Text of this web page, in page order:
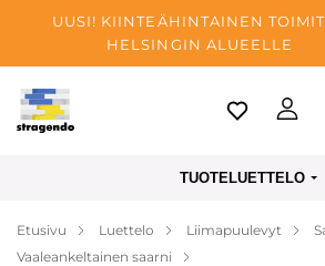
UUSI! KIINTEÄHINTAINEN
HELSINGIN ALUEELLE
Tallinn
Maksu
TUOTELUETTELO
Etusivu Luettelo Liimapuulevyt
Vaaleankeltainen saarni